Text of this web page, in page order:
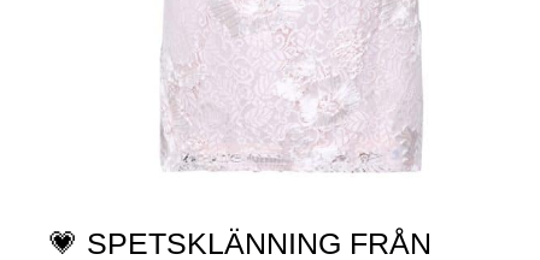
💗 SPETSKLÄNNING FRÅN